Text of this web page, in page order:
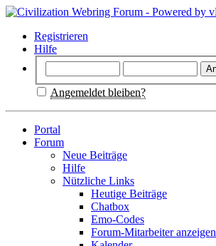
Registrieren
Hilfe
Angemeldet bleiben?
Portal
Forum
Neue Beiträge
Hilfe
Nützliche Links
Heutige Beiträge
Chatbox
Emo-Codes
Forum-Mitarbeiter anzeigen